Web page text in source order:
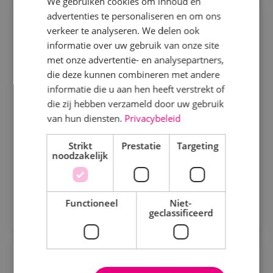
Specialisme
Beveiligingstechniek
Elektrotechniek
Energietechniek
Staf
Uren
Fulltime
Parttime
Commercieel technisch adviseur
werktuigbouwkunde
Werktuigbouwkunde Fulltime MBO
Alphen a/d Rijn
Ben jij commercieel sterk én technisch onderlegd?
klanten met slimme en duurzame oplossingen!
Bekijk vacature
Direct solliciteren
advertenties te personaliseren en om ons
verkeer te analyseren. We delen ook
informatie over uw gebruik van onze site
met onze advertentie- en analysepartners,
die deze kunnen combineren met andere
informatie die u aan hen heeft verstrekt of
die zij hebben verzameld door uw gebruik
van hun diensten. Privacybeleid
Strikt
noodzakelijk
Prestatie Targeting
Functioneel
Niet-
geclassificeerd